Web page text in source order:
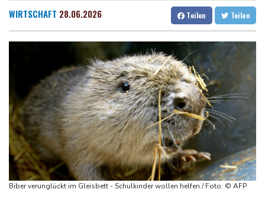
Dresden
24 °C Wien
23 °C
Salzburg
21 °C
Baden-Baden
20 °C
Zwei Bombenanschläge in Kolumbien an erstem Tag im Amt des
Busemann: Kein EM-Titel für Neugebauer wäre "eine
Becker: Wer mehr will als Klassenerhalt hat "Fehler im Kopf"
Sohn: Krebs von Ex-Präsident Joe Biden hat sich ausgebreitet
und Metastasen gebildet
Bilger: Boni von Bahn-Managern werden an Einhaltung der
Vorgaben des Bundes geknüpft
FIFA stärkt Infantino - und holt zum Rundumschlag aus
WIRTSCHAFT 28.06.2026 Teilen Teilen
Biber verunglückt im Gleisbett - Schulkinder wollen helfen / Foto: © AFP